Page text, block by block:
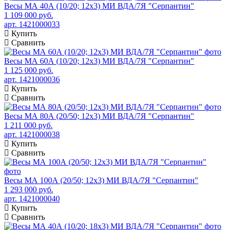
Весы МА 40А (10/20; 12х3) МИ ВДА/7Я "Серпантин"
1 109 000 руб.
арт. 1421000033
Купить
Сравнить
Весы МА 60А (10/20; 12х3) МИ ВДА/7Я "Серпантин"
1 125 000 руб.
арт. 1421000036
Купить
Сравнить
Весы МА 80А (20/50; 12х3) МИ ВДА/7Я "Серпантин"
1 211 000 руб.
арт. 1421000038
Купить
Сравнить
Весы МА 100А (20/50; 12х3) МИ ВДА/7Я "Серпантин"
1 293 000 руб.
арт. 1421000040
Купить
Сравнить